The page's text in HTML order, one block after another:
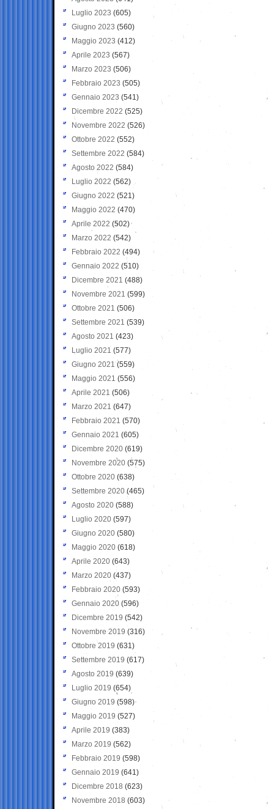
Luglio 2023 (605)
Giugno 2023 (560)
Maggio 2023 (412)
Aprile 2023 (567)
Marzo 2023 (506)
Febbraio 2023 (505)
Gennaio 2023 (541)
Dicembre 2022 (525)
Novembre 2022 (526)
Ottobre 2022 (552)
Settembre 2022 (584)
Agosto 2022 (584)
Luglio 2022 (562)
Giugno 2022 (521)
Maggio 2022 (470)
Aprile 2022 (502)
Marzo 2022 (542)
Febbraio 2022 (494)
Gennaio 2022 (510)
Dicembre 2021 (488)
Novembre 2021 (599)
Ottobre 2021 (506)
Settembre 2021 (539)
Agosto 2021 (423)
Luglio 2021 (577)
Giugno 2021(559)
Maggio 2021 (556)
Aprile 2021 (506)
Marzo 2021 (647)
Febbraio 2021 (570)
Gennaio 2021 (605)
Dicembre 2020 (619)
Novembre 2020 (575)
Ottobre 2020 (638)
Settembre 2020(465)
Agosto 2020 (588)
Luglio 2020 (597)
Giugno 2020 (580)
Maggio 2020 (618)
Aprile 2020 (643)
Marzo 2020 (437)
Febbraio 2020 (593)
Gennaio 2020 (596)
Dicembre 2019 (542)
Novembre 2019 (316)
Ottobre 2019 (631)
Settembre 2019 (617)
Agosto 2019 (639)
Luglio 2019 (654)
Giugno 2019 (598)
Maggio 2019 (527)
Aprile 2019 (383)
Marzo 2019 (562)
Febbraio 2019 (598)
Gennaio 2019 (641)
Dicembre 2018 (623)
Novembre 2018 (603)